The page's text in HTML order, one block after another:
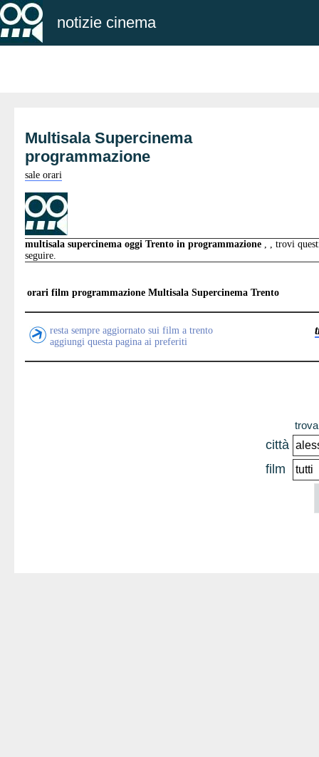
notizie cinema
Multisala Supercinema
programmazione
sale orari
multisala supercinema oggi Trento in programmazione , , trovi
seguire.
orari film programmazione Multisala Supercinema Trento
resta sempre aggiornato sui film a trento
aggiungi questa pagina ai preferiti
città
film